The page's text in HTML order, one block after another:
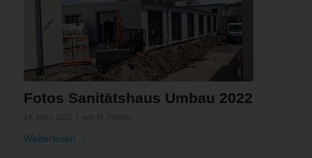
Fotos Sanitätshaus Umbau 2022
Weiterlesen